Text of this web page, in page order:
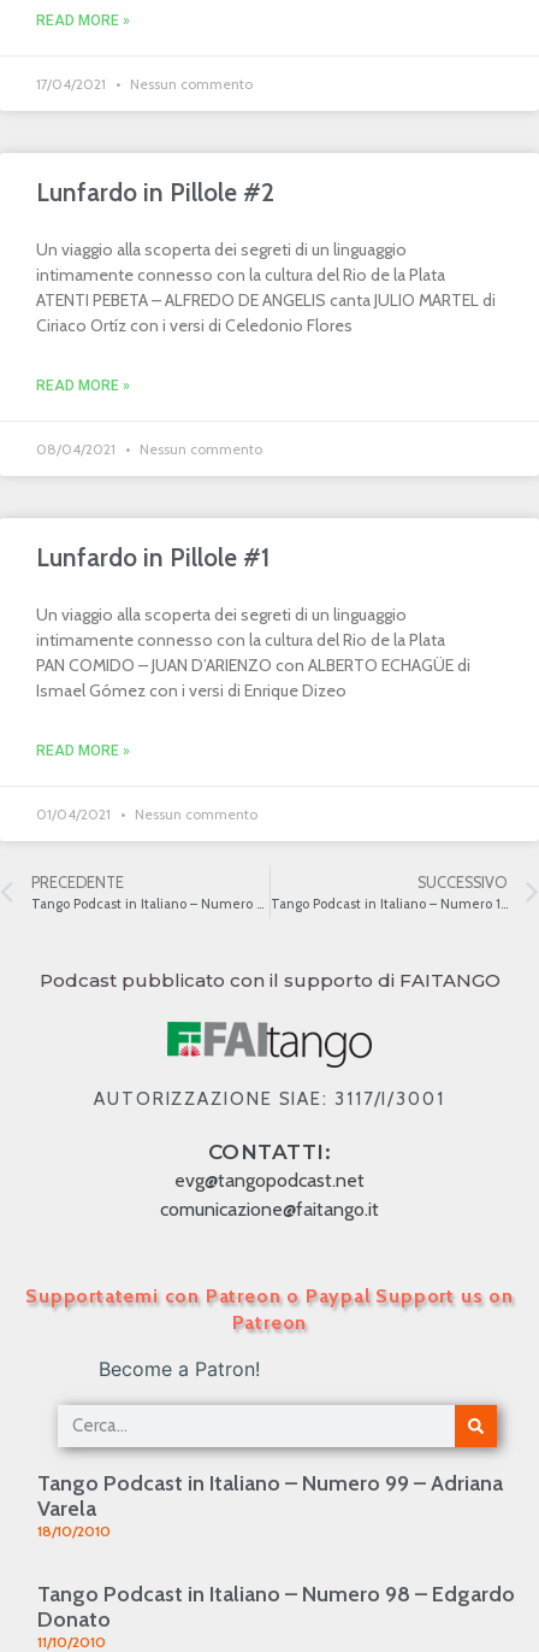
READ MORE »
17/04/2021 Nessun commento
Lunfardo in Pillole #2
Un viaggio alla scoperta dei segreti di un linguaggio
intimamente connesso con la cultura del Rio de la Plata
ATENTI PEBETA – ALFREDO DE ANGELIS canta JULIO MARTEL di
Ciriaco Ortíz con i versi di Celedonio Flores
READ MORE »
08/04/2021 Nessun commento
Lunfardo in Pillole #1
Un viaggio alla scoperta dei segreti di un linguaggio
intimamente connesso con la cultura del Rio de la Plata
PAN COMIDO – JUAN D’ARIENZO con ALBERTO ECHAGÜE di
Ismael Gómez con i versi di Enrique Dizeo
READ MORE »
01/04/2021 Nessun commento
PRECEDENTE SUCCESSIVO
Podcast pubblicato con il supporto di FAITANGO
AUTORIZZAZIONE SIAE: 3117/I/3001
CONTATTI:
evg@tangopodcast.net
comunicazione@faitango.it
Supportatemi con Patreon o Paypal Support us on
Patreon
Become a Patron!
Tango Podcast in Italiano – Numero 99 – Adriana
Varela
18/10/2010
Tango Podcast in Italiano – Numero 98 – Edgardo
Donato
11/10/2010